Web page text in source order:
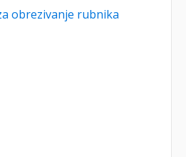
obrezivanje rubnika